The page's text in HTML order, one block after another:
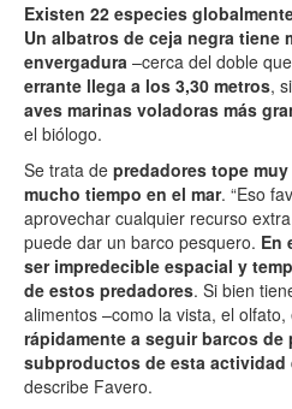
Existen 22 especies
Un albatros de ceja negra tiene
envergadura –cerca del doble
errante llega a los 3,30 metros,
aves marinas voladoras más
el biólogo.
Se trata de predadores tope
mucho tiempo en el mar. “Eso
aprovechar cualquier recurso
puede dar un barco pesquero. En
ser impredecible espacial y
de estos predadores. Si bien
alimentos –como la vista, el
rápidamente a seguir barcos de
subproductos de esta
describe Favero.